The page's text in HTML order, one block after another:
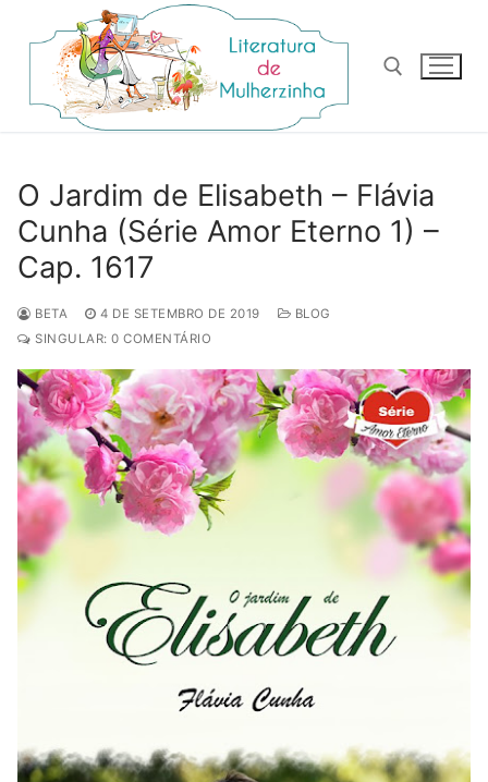
para
conteúdo
O Jardim de Elisabeth – Flávia
Cunha (Série Amor Eterno 1) –
Cap. 1617
BETA 4 DE SETEMBRO DE 2019
BLOG
SINGULAR: 0 COMENTÁRIO